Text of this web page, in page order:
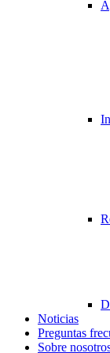
Noticias
Preguntas
Sobre